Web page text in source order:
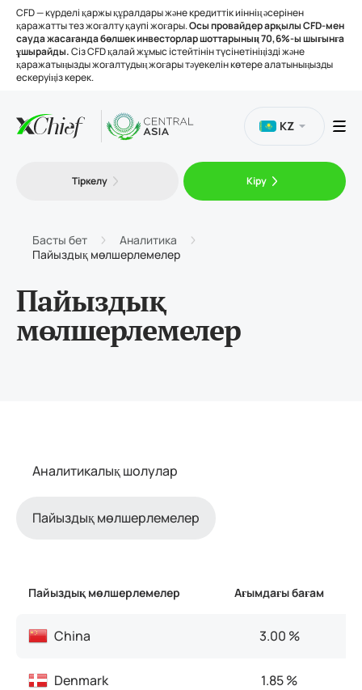
CFD — күрделі қаржы құралдары және кредиттік иіннің әсерінен
қаражатты тез жоғалту қаупі жоғары.Осы провайдер арқылы CFD-мен
сауда жасағанда бөлшек инвесторлар шоттарының 70,6%-ы шығынға
ұшырайды.Сіз CFD қалай жұмыс істейтінін түсінетініңізді және
қаражатыңызды жоғалтудың жоғары тәуекелін көтере алатыныңызды
ескеруіңіз керек.
Құралдар
Біз туралы
KZ
Тіркелу Кіру
Басты бет
Аналитика
Пайыздық мөлшерлемелер
Пайыздық
мөлшерлемелер
Аналитикалық шолулар
Пайыздық мөлшерлемелер
Пайыздық мөлшерлемелер Ағымдағы бағам
China 3.00 %
Denmark 1.85 %